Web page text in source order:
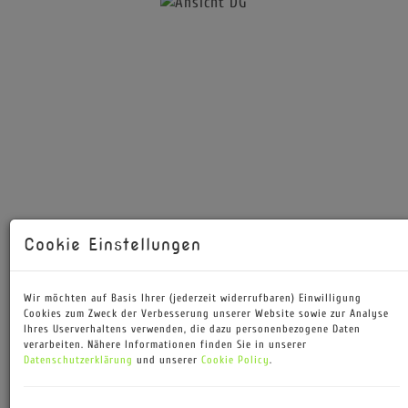
Cookie Einstellungen
Wir möchten auf Basis Ihrer (jederzeit widerrufbaren) Einwilligung
Cookies zum Zweck der Verbesserung unserer Website sowie zur Analyse
Ihres Userverhaltens verwenden, die dazu personenbezogene Daten
verarbeiten. Nähere Informationen finden Sie in unserer
Datenschutzerklärung und unserer Cookie Policy.